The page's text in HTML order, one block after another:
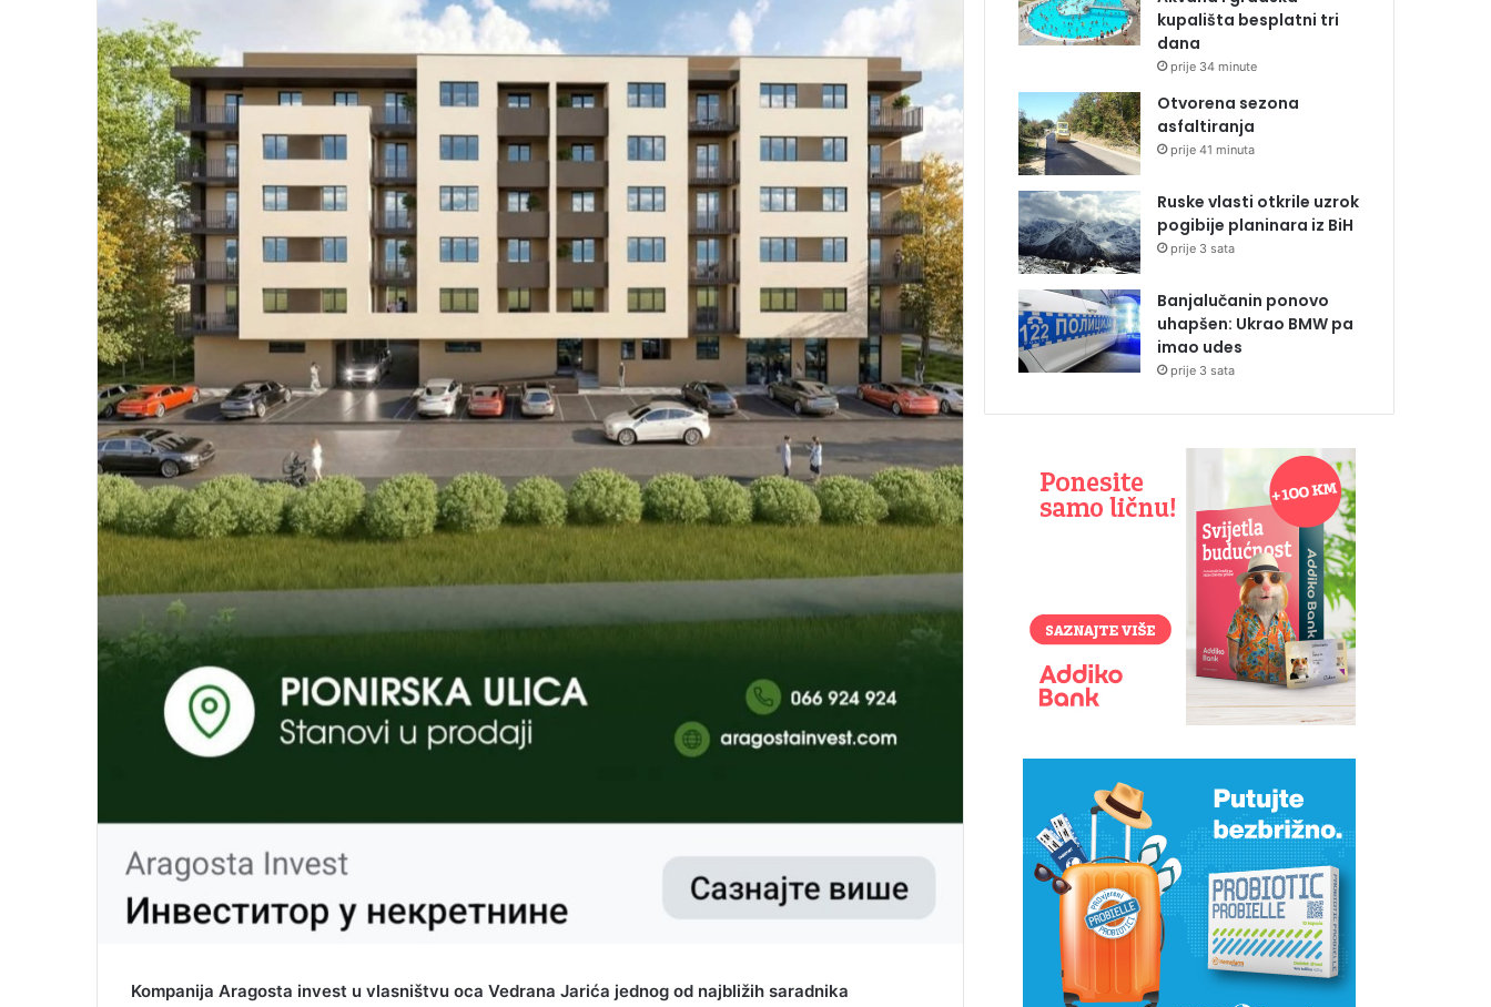
Kompanija Aragosta invest u vlasništvu oca Vedrana Jarića jednog od najbližih saradnika
kupališta besplatni tri
dana
prije 34 minute
Otvorena sezona
asfaltiranja
prije 41 minuta
Ruske vlasti otkrile uzrok
pogibije planinara iz BiH
prije 3 sata
Banjalučanin ponovo
uhapšen: Ukrao BMW pa
imao udes
prije 3 sata